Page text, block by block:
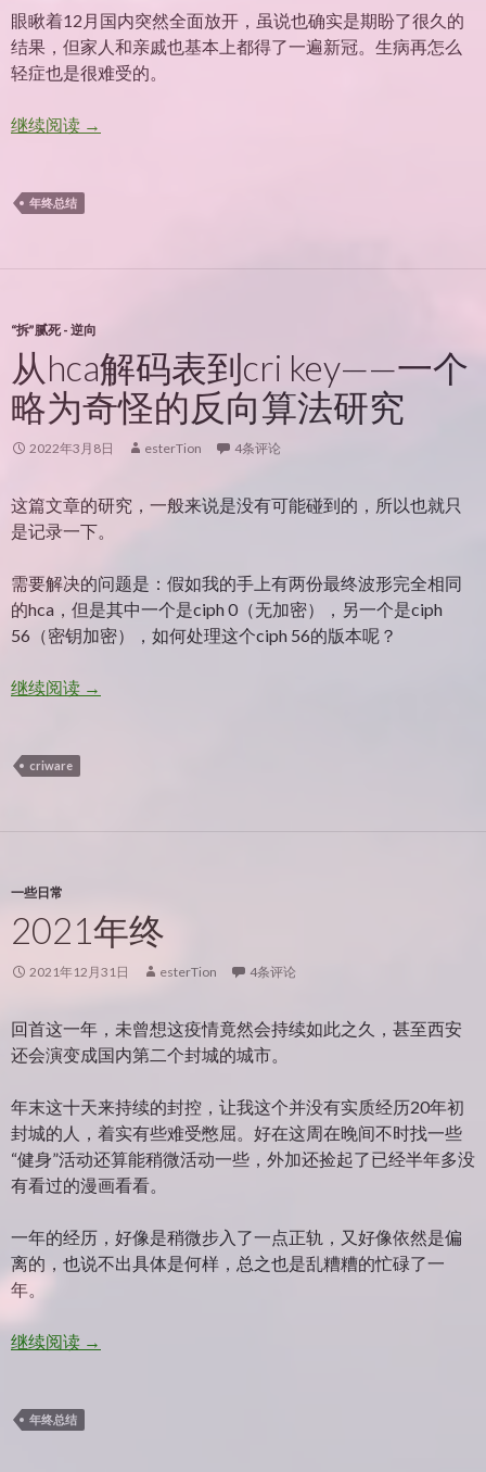
眼瞅着12月国内突然全面放开，虽说也确实是期盼了很久的
结果，但家人和亲戚也基本上都得了一遍新冠。生病再怎么
轻症也是很难受的。
继续阅读2022年终
→
年终总结
“拆”腻死 - 逆向
从hca解码表到cri key——一个
略为奇怪的反向算法研究
2022年3月8日 esterTion 4条评论
这篇文章的研究，一般来说是没有可能碰到的，所以也就只
是记录一下。
需要解决的问题是：假如我的手上有两份最终波形完全相同
的hca，但是其中一个是ciph 0（无加密），另一个是ciph
56（密钥加密），如何处理这个ciph 56的版本呢？
继续阅读从hca解码表到cri key——一个略为奇怪的反向算法研
→
criware
一些日常
2021年终
2021年12月31日 esterTion 4条评论
回首这一年，未曾想这疫情竟然会持续如此之久，甚至西安
还会演变成国内第二个封城的城市。
年末这十天来持续的封控，让我这个并没有实质经历20年初
封城的人，着实有些难受憋屈。好在这周在晚间不时找一些
“健身”活动还算能稍微活动一些，外加还捡起了已经半年多没
有看过的漫画看看。
一年的经历，好像是稍微步入了一点正轨，又好像依然是偏
离的，也说不出具体是何样，总之也是乱糟糟的忙碌了一
年。
继续阅读2021年终
→
年终总结